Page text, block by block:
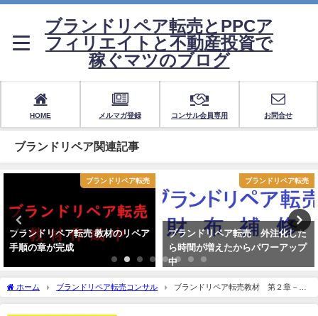
ブランドリペア転売とPPCア
フィリエイトと不動産投資で
稼ぐマツのブログ
HOME メルマガ登録 コンサル会員専用 お問合せ
ブランドリペア関連記事
ブランドリペア転売
ブランドリペア転売 教材のリペア
手順の章が完成
ブランドリペア転売
ブランドリペア転売 外注化した
ら時間が増えたからパワーアップ
中
ホーム ブランドリペア転売コンサル
ブランドリペア転売教材 第２章－
４ 素材の種類